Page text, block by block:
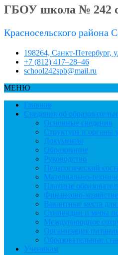
ГБОУ школа № 242 с
Красносельского района
198264, Санкт-Петербург,
+7 (812) 417–28–46
school242spb@mail.ru
МЕНЮ
Главная
Сведения об
Основные сведения
Структура и органы
Документы
Образование
Руководство
Педагогический
Материально-
Платные
Финансово-
Вакантные места
Стипендии и меры
Международное
Организация
Образовательные
Ученикам